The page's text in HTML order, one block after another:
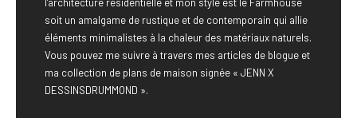
soit un amalgame de rustique et de contemporain qui allie
éléments minimalistes à la chaleur des matériaux naturels.
Vous pouvez me suivre à travers mes articles de blogue et
ma collection de plans de maison signée « JENN X
DESSINSDRUMMOND ».